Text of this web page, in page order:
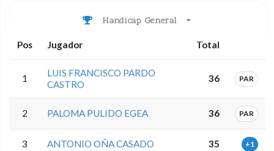
Handicap General
Pos Jugador Total
1
LUIS FRANCISCO PARDO
CASTRO
36 PAR
2 PALOMA PULIDO EGEA 36 PAR
3 ANTONIO OÑA CASADO 35 +1